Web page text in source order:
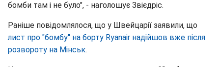
бомби там і не було", - наголошує Звієдріс.
Раніше повідомлялося, що у Швейцарії заявили, що
лист про "бомбу" на борту Ryanair надійшов вже після
розвороту на Мінськ.